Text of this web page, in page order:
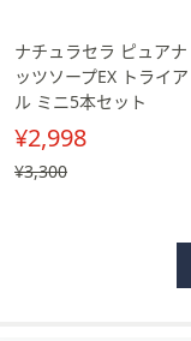
ナチュラセラ ピュアナ
ッツソープEX トライア
ル ミニ5本セット
¥2,998
, 過
¥3,300